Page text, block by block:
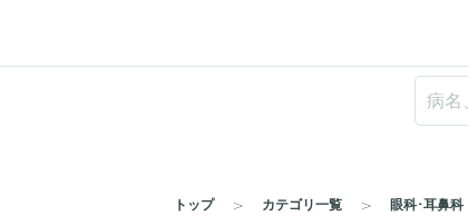
トップ カテゴリ一覧 眼科･耳鼻科